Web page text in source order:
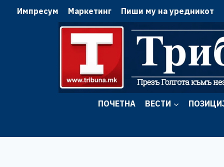
Импресум Маркетинг Пиши му на уредникот
ПОЧЕТНА ВЕСТИ